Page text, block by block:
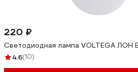
220 ₽
Светодиодная лампа VOLTEGA ЛОН
4.6(10)